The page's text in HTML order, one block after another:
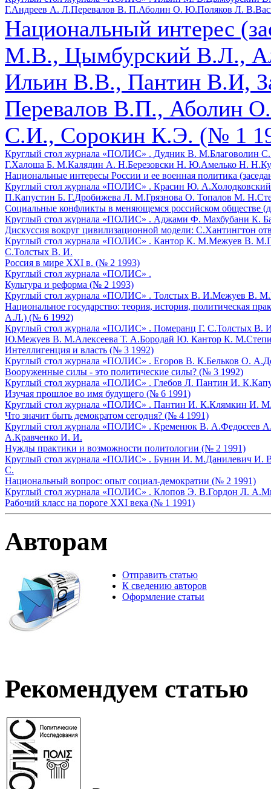
Г.Андреев А. Л.Перевалов В. П.Аболин О. Ю.Поляков Л. В.
Национальный интерес
М.В., Цымбурский В.Л.,
Ильин В.В., Пантин В.И,
Перевалов В.П., Аболин
С.И., Сорокин К.Э. (№ 1
Круглый стол журнала «ПОЛИС» . Дудник В. М.Благоволин
Г.Халоша Б. М.Калядин А. Н.Березовски Н. Ю.Амелько Н. Н.
Национальные интересы России и ее военная политика
Круглый стол журнала «ПОЛИС» . Красин Ю. А.
П.Капустин Б. Г.Дробижева Л. М.Грязнова О. Топалов М. Н.
Социальные конфликты в меняющемся российском обществе
Круглый стол журнала «ПОЛИС» . Аджами Ф. Махбубани К.
Дискуссия вокруг цивилизационной модели: С.Хантингтон
Круглый стол журнала «ПОЛИС» . Кантор К. М.Межуев В. М.
С.Толстых В. И.
Россия в мире XXI в. (№ 2 1993)
Круглый стол журнала «ПОЛИС» .
Культура и реформа (№ 2 1993)
Круглый стол журнала «ПОЛИС» . Толстых В. И.Межуев В. М.
Национальное государство: теория, история,
А.Л.) (№ 6 1992)
Круглый стол журнала «ПОЛИС» . Померанц Г. С.Толстых В.
Ю.Межуев В. М.Алексеева Т. А.Бородай Ю. Кантор К. М.
Интеллигенция и власть (№ 3 1992)
Круглый стол журнала «ПОЛИС» . Егоров В. К.Бельков О. А.
Вооруженные силы - это политические силы? (№ 3 1992)
Круглый стол журнала «ПОЛИС» . Глебов Л. Пантин И. К.
Изучая прошлое во имя будущего (№ 6 1991)
Круглый стол журнала «ПОЛИС» . Пантин И. К.Клямкин И.
Что значит быть демократом сегодня? (№ 4 1991)
Круглый стол журнала «ПОЛИС» . Кременюк В. А.Федосеев
А.Кравченко И. И.
Нужды практики и возможности политологии (№ 2 1991)
Круглый стол журнала «ПОЛИС» . Бунин И. М.Данилевич И.
С.
Национальный вопрос: опыт социал-демократии (№ 2 1991)
Круглый стол журнала «ПОЛИС» . Клопов Э. В.Гордон Л. А.
Рабочий класс на пороге XXI века (№ 1 1991)
Авторам
Отправить статью
К сведению авторов
Оформление статьи
Рекомендуем статью